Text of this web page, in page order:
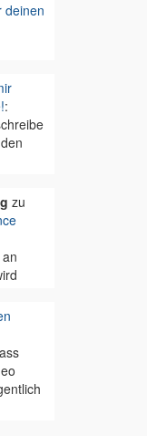
deinen
:
zu